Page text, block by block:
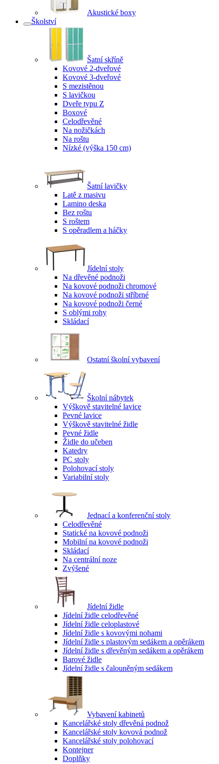
Akustické boxy
Školství
Šatní skříně
Kovové 2-dveřové
Kovové 3-dveřové
S mezistěnou
S lavičkou
Dveře typu Z
Boxové
Celodřevěné
Na nožičkách
Na roštu
Nízké (výška 150 cm)
Šatní lavičky
Latě z masivu
Lamino deska
Bez roštu
S roštem
S opěradlem a háčky
Jídelní stoly
Na dřevěné podnoži
Na kovové podnoži chromové
Na kovové podnoži stříbrné
Na kovové podnoži černé
S oblými rohy
Skládací
Ostatní školní vybavení
Školní nábytek
Výškově stavitelné lavice
Pevné lavice
Výškově stavitelné židle
Pevné židle
Židle do učeben
Katedry
PC stoly
Polohovací stoly
Variabilní stoly
Jednací a konferenční stoly
Celodřevěné
Statické na kovové podnoži
Mobilní na kovové podnoži
Skládací
Na centrální noze
Zvýšené
Jídelní židle
Jídelní židle celodřevěné
Jídelní židle celoplastové
Jídelní židle s kovovými nohami
Jídelní židle s plastovým sedákem a opěrákem
Jídelní židle s dřevěným sedákem a opěrákem
Barové židle
Jídelní židle s čalouněným sedákem
Vybavení kabinetů
Kancelářské stoly dřevěná podnož
Kancelářské stoly kovová podnož
Kancelářské stoly polohovací
Kontejner
Doplňky